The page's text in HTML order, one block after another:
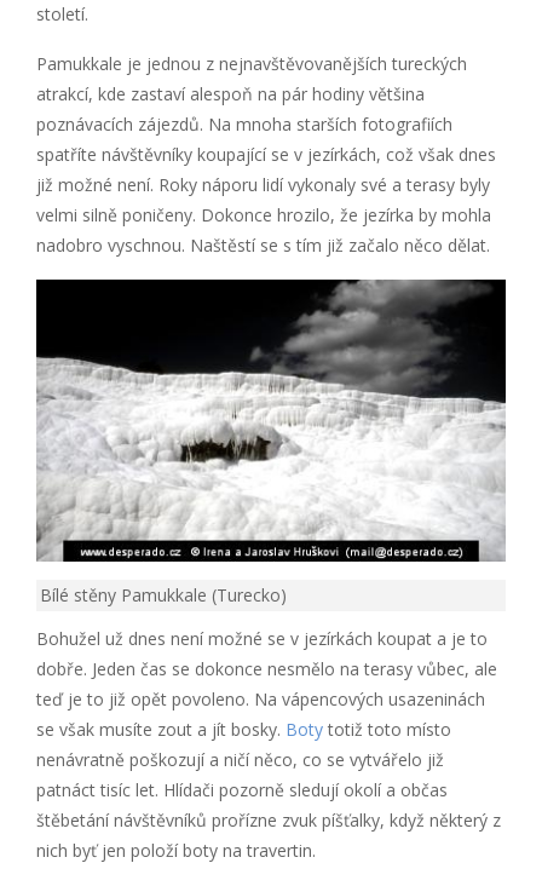
století.
Pamukkale je jednou z nejnavštěvovanějších tureckých
atrakcí, kde zastaví alespoň na pár hodiny většina
poznávacích zájezdů. Na mnoha starších fotografiích
spatříte návštěvníky koupající se v jezírkách, což však dnes
již možné není. Roky náporu lidí vykonaly své a terasy byly
velmi silně poničeny. Dokonce hrozilo, že jezírka by mohla
nadobro vyschnou. Naštěstí se s tím již začalo něco dělat.
Bílé stěny Pamukkale (Turecko)
Bohužel už dnes není možné se v jezírkách koupat a je to
dobře. Jeden čas se dokonce nesmělo na terasy vůbec, ale
teď je to již opět povoleno. Na vápencových usazeninách
se však musíte zout a jít bosky. Botytotiž toto místo
nenávratně poškozují a ničí něco, co se vytvářelo již
patnáct tisíc let. Hlídači pozorně sledují okolí a občas
štěbetání návštěvníků prořízne zvuk píšťalky, když některý z
nich byť jen položí boty na travertin.